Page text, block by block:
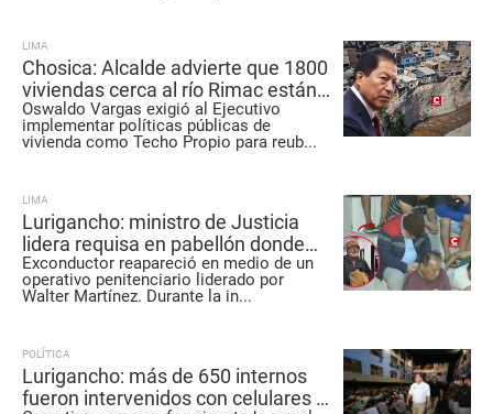
LIMA
Chosica: Alcalde advierte que 1800
viviendas cerca al río Rimac están
en alto riesgo por posibles huaicos
Oswaldo Vargas exigió al Ejecutivo
implementar políticas públicas de
vivienda como Techo Propio para reub...
LIMA
Lurigancho: ministro de Justicia
lidera requisa en pabellón donde
está recluido Andrés Hurtado
‘Chibolín’
Exconductor reapareció en medio de un
operativo penitenciario liderado por
Walter Martínez. Durante la in...
POLÍTICA
Lurigancho: más de 650 internos
fueron intervenidos con celulares y